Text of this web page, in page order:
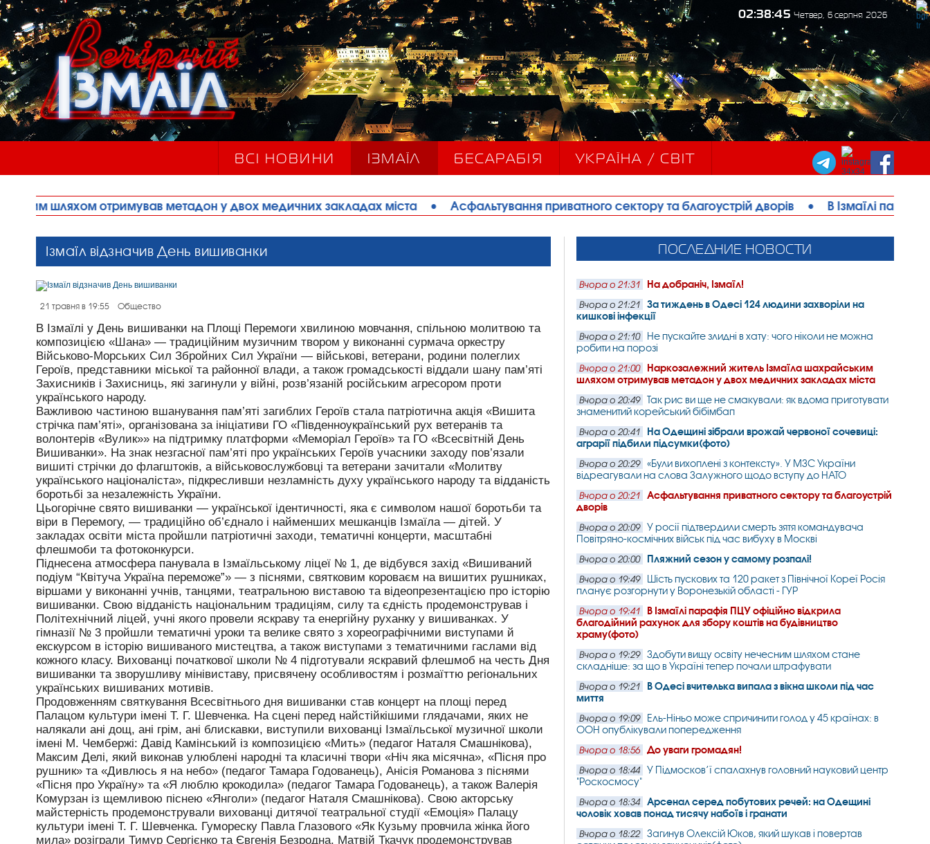
02:38:46 Четвер, 6 серпня 2026
ВСІ НОВИНИ ІЗМАЇЛ БЕСАРАБІЯ УКРАЇНА / СВІТ
метадон у двох медичних закладах міста • Асфальтування приватного сектору та благоустрій дворів • В Ізмаїлі парафія ПЦУ
Ізмаїл відзначив День вишиванки
21 травня в 19:55 Общество
В Ізмаїлі у День вишиванки на Площі Перемоги хвилиною мовчання, спільною молитвою та
композицією «Шана» — традиційним музичним твором у виконанні сурмача оркестру
Військово-Морських Сил Збройних Сил України — військові, ветерани, родини полеглих
Героїв, представники міської та районної влади, а також громадськості віддали шану пам’яті
Захисників і Захисниць, які загинули у війні, розв’язаній російським агресором проти
українського народу.
Важливою частиною вшанування пам’яті загиблих Героїв стала патріотична акція «Вишита
стрічка пам’яті», організована за ініціативи ГО «Південноукраїнський рух ветеранів та
волонтерів «Вулик»» на підтримку платформи «Меморіал Героїв» та ГО «Всесвітній День
Вишиванки». На знак незгасної пам’яті про українських Героїв учасники заходу пов’язали
вишиті стрічки до флагштоків, а військовослужбовці та ветерани зачитали «Молитву
українського націоналіста», підкресливши незламність духу українського народу та відданість
боротьбі за незалежність України.
Цьогорічне свято вишиванки — української ідентичності, яка є символом нашої боротьби та
віри в Перемогу, — традиційно об’єднало і найменших мешканців Ізмаїла — дітей. У
закладах освіти міста пройшли патріотичні заходи, тематичні концерти, масштабні
флешмоби та фотоконкурси.
Піднесена атмосфера панувала в Ізмаїльському ліцеї № 1, де відбувся захід «Вишиваний
подіум “Квітуча Україна переможе”» — з піснями, святковим короваєм на вишитих рушниках,
віршами у виконанні учнів, танцями, театральною виставою та відеопрезентацією про історію
вишиванки. Свою відданість національним традиціям, силу та єдність продемонстрував і
Політехнічний ліцей, учні якого провели яскраву та енергійну руханку у вишиванках. У
гімназії № 3 пройшли тематичні уроки та велике свято з хореографічними виступами й
екскурсом в історію вишиваного мистецтва, а також виступами з тематичними гаслами від
кожного класу. Вихованці початкової школи № 4 підготували яскравий флешмоб на честь Дня
вишиванки та зворушливу мінівиставу, присвячену особливостям і розмаїттю регіональних
українських вишиваних мотивів.
Продовженням святкування Всесвітнього дня вишиванки став концерт на площі перед
Палацом культури імені Т. Г. Шевченка. На сцені перед найстійкішими глядачами, яких не
налякали ані дощ, ані грім, ані блискавки, виступили вихованці Ізмаїльської музичної школи
імені М. Чембержі: Давід Камінський із композицією «Мить» (педагог Наталя Смашнікова),
Максим Делі, який виконав улюблені народні та класичні твори «Ніч яка місячна», «Пісня про
рушник» та «Дивлюсь я на небо» (педагог Тамара Годованець), Анісія Романова з піснями
«Пісня про Україну» та «Я люблю крокодила» (педагог Тамара Годованець), а також Валерія
Комурзан із щемливою піснею «Янголи» (педагог Наталя Смашнікова). Свою акторську
майстерність продемонстрували вихованці дитячої театральної студії «Емоція» Палацу
культури імені Т. Г. Шевченка. Гумореску Павла Глазового «Як Кузьму провчила жінка його
мила» розіграли Тимур Сергієнко та Євгенія Безродна, Матвій Ткачук продемонстрував
ПОСЛЕДНИЕ НОВОСТИ
Вчора о 21:31 На добраніч, Ізмаїл!
Вчора о 21:21
За тиждень в Одесі 124 людини захворіли на
кишкові інфекції
Вчора о 21:10
Не пускайте злидні в хату: чого ніколи не можна
робити на порозі
Вчора о 21:00
Наркозалежний житель Ізмаїла шахрайським
шляхом отримував метадон у двох медичних закладах міста
Вчора о 20:49
Так рис ви ще не смакували: як вдома приготувати
знаменитий корейський бібімбап
Вчора о 20:41
На Одещині зібрали врожай червоної сочевиці:
аграрії підбили підсумки(фото)
Вчора о 20:29
«Були вихоплені з контексту». У МЗС України
відреагували на слова Залужного щодо вступу до НАТО
Вчора о 20:21
Асфальтування приватного сектору та благоустрій
дворів
Вчора о 20:09
У росії підтвердили смерть зятя командувача
Повітряно-космічних військ під час вибуху в Москві
Вчора о 20:00 Пляжний сезон у самому розпалі!
Вчора о 19:49
Шість пускових та 120 ракет з Північної Кореї Росія
планує розгорнути у Воронезькій області - ГУР
Вчора о 19:41
В Ізмаїлі парафія ПЦУ офіційно відкрила
благодійний рахунок для збору коштів на будівництво
храму(фото)
Вчора о 19:29
Здобути вищу освіту нечесним шляхом стане
складніше: за що в Україні тепер почали штрафувати
Вчора о 19:21
В Одесі вчителька випала з вікна школи під час
миття
Вчора о 19:09
Ель-Ніньо може спричинити голод у 45 країнах: в
ООН опублікували попередження
Вчора о 18:56 До уваги громадян!
Вчора о 18:44
У Підмосков’ї спалахнув головний науковий центр
"Роскосмосу"
Вчора о 18:34
Арсенал серед побутових речей: на Одещині
чоловік ховав понад тисячу набоїв і гранати
Вчора о 18:22
Загинув Олексій Юков, який шукав і повертав